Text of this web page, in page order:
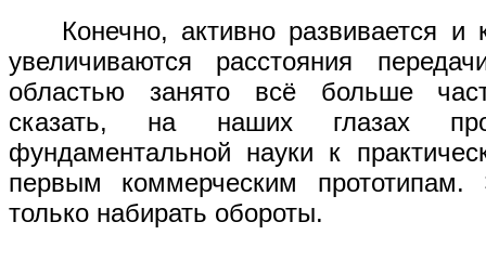
Конечно, активно развивается и
увеличиваются расстояния
областью занято всё больше
сказать, на наших глазах
фундаментальной науки к
первым коммерческим прототипам.
только набирать обороты.